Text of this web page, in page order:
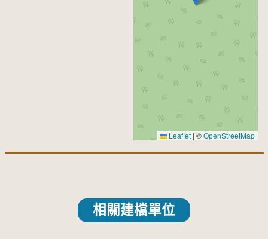
Leaflet | ©OpenStreetMap
相關建檔單位